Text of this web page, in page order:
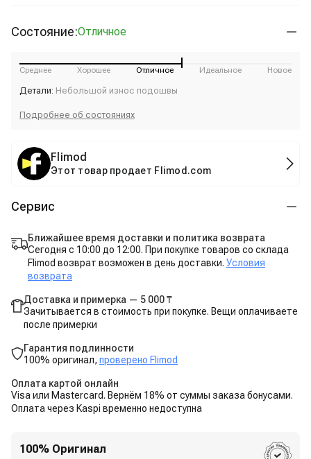
Состояние:Отличное
Среднее Хорошее Отличное Идеальное Новое
Детали: Небольшой износ подошвы
Подробнее об состояниях
Flimod
Этот товар продает Flimod.com
Сервис
Ближайшее время доставки и политика возврата
Сегодня с 10:00 до 12:00. При покупке товаров со склада
Flimod возврат возможен в день доставки. Условия
возврата
Доставка и примерка — 5 000 ₸
Зачитывается в стоимость при покупке. Вещи оплачиваете
после примерки
Гарантия подлинности
100% оригинал, проверено Flimod
Оплата картой онлайн
Visa или Mastercard. Вернём 18% от суммы заказа бонусами.
Оплата через Kaspi временно недоступна
100% Оригинал